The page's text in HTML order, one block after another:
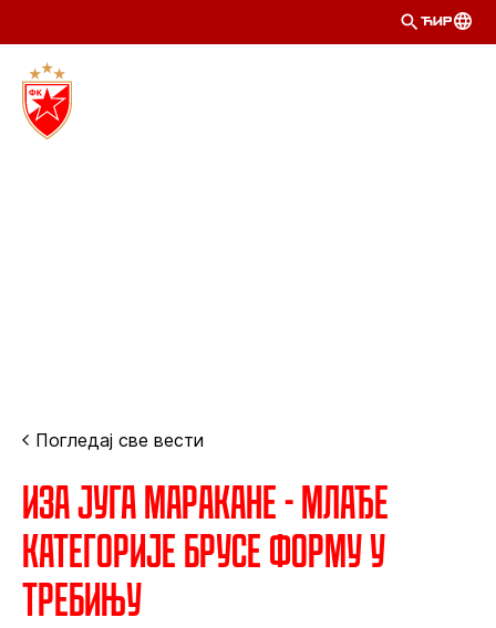
ЋИР
Погледај све вести
Иза југа Маракане - Млађе
категорије брусе форму у
Требињу